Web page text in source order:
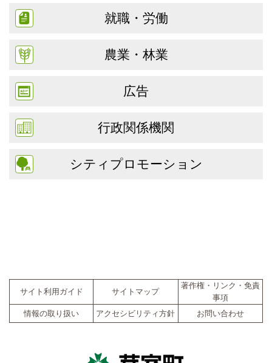
就職・労働
農業・林業
広告
行政関係機関
シティプロモーション
サイト利用ガイド サイトマップ
著作権・リンク・免責
事項
情報の取り扱い
アクセシビリティ方針 お問い合わせ